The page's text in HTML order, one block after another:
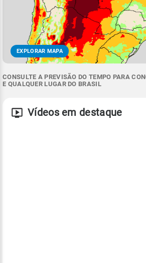
EXPLORAR MAPA
CONSULTE A PREVISÃO DO TEMPO PARA
E QUALQUER LUGAR DO BRASIL
Vídeos em destaque